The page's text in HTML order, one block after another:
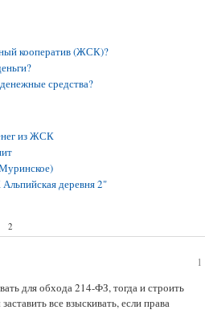
кооператив (ЖСК)?
средства?
из ЖСК
деревня 2"
2
1
для обхода 214-ФЗ, тогда и строить
все взыскивать, если права